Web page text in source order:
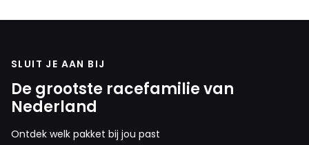
SLUIT JE AAN BIJ
De grootste racefamilie van
Nederland
Ontdek welk pakket bij jou past